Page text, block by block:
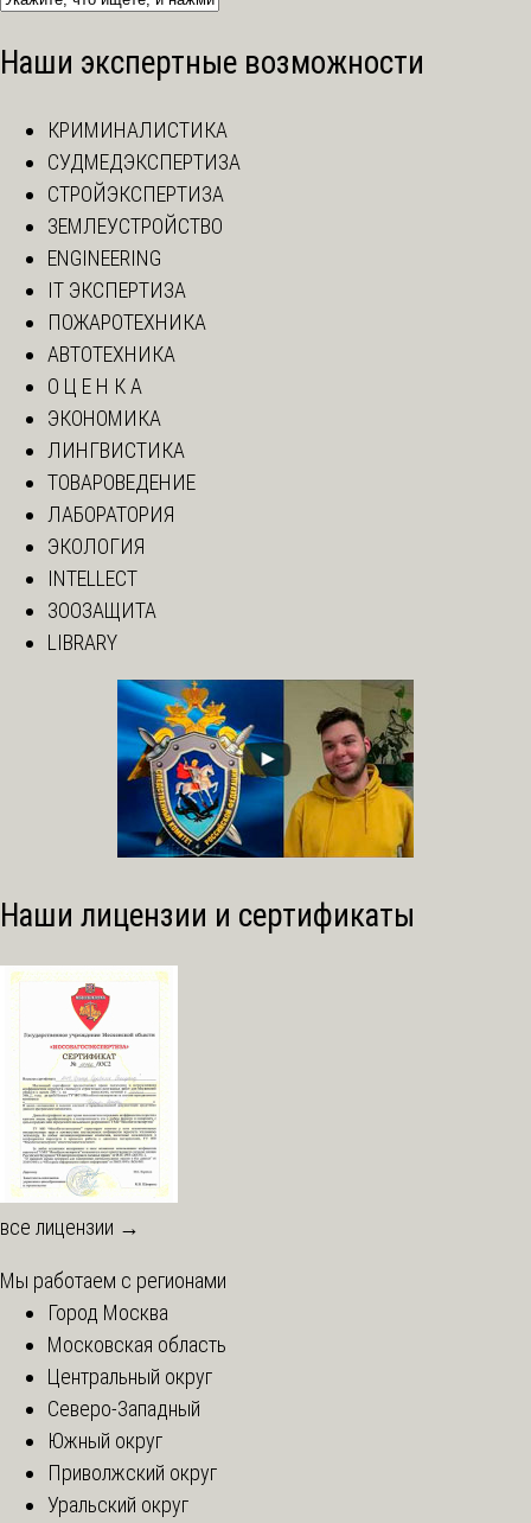
Наши экспертные возможности
КРИМИНАЛИСТИКА
СУДМЕДЭКСПЕРТИЗА
СТРОЙЭКСПЕРТИЗА
ЗЕМЛЕУСТРОЙСТВО
ENGINEERING
IT ЭКСПЕРТИЗА
ПОЖАРОТЕХНИКА
АВТОТЕХНИКА
О Ц Е Н К А
ЭКОНОМИКА
ЛИНГВИСТИКА
ТОВАРОВЕДЕНИЕ
ЛАБОРАТОРИЯ
ЭКОЛОГИЯ
INTELLECT
ЗООЗАЩИТА
LIBRARY
Наши лицензии и сертификаты
все лицензии →
Мы работаем с регионами
Город Москва
Московская область
Центральный округ
Северо-Западный
Южный округ
Приволжский округ
Уральский округ